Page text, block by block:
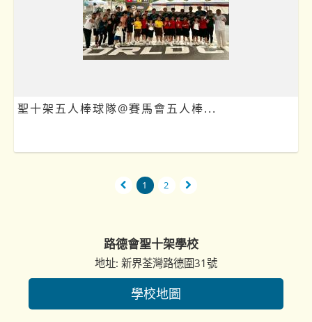
聖十架五人棒球隊@賽馬會五人棒...
1 2
路德會聖十架學校
地址: 新界荃灣路德圍31號
學校地圖